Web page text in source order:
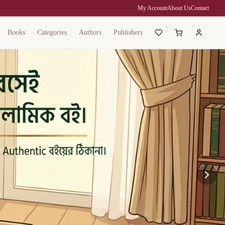
My AccountAbout UsContact
Books Categories Authors Publishers